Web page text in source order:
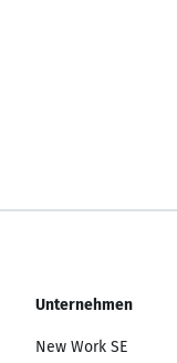
Unternehmen
New Work SE